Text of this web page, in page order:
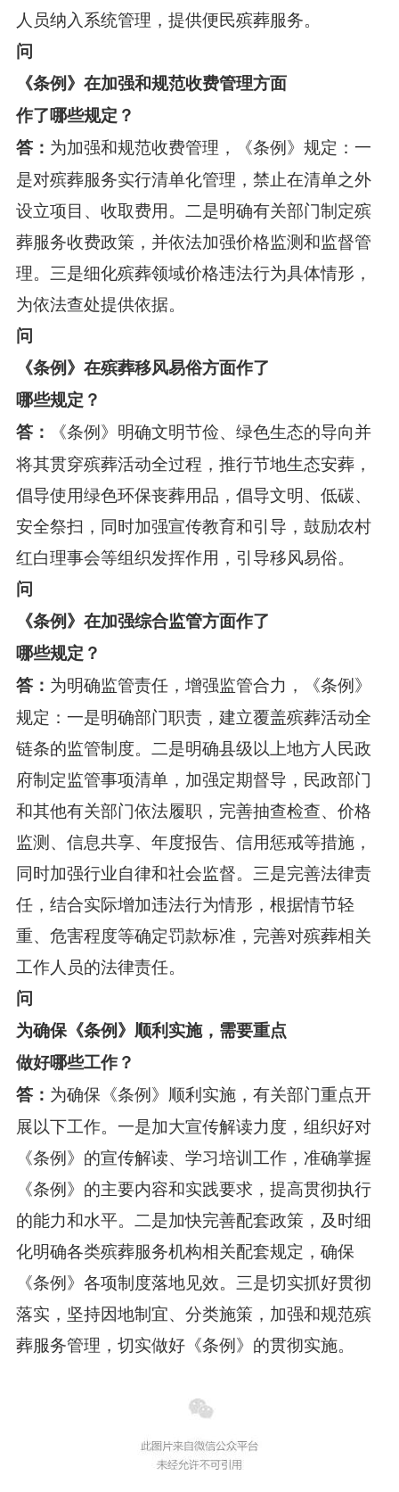
人员纳入系统管理，提供便民殡葬服务。
问
《条例》在加强和规范收费管理方面
作了哪些规定？
答： 为加强和规范收费管理，《条例》规定：一
是对殡葬服务实行清单化管理，禁止在清单之外
设立项目、收取费用。二是明确有关部门制定殡
葬服务收费政策，并依法加强价格监测和监督管
理。三是细化殡葬领域价格违法行为具体情形，
为依法查处提供依据。
问
《条例》在殡葬移风易俗方面作了
哪些规定？
答：
《条例》明确文明节俭、绿色生态的导向并
将其贯穿殡葬活动全过程，推行节地生态安葬，
倡导使用绿色环保丧葬用品，倡导文明、低碳、
安全祭扫，同时加强宣传教育和引导，鼓励农村
红白理事会等组织发挥作用，引导移风易俗。
问
《条例》在加强综合监管方面作了
哪些规定？
答： 为明确监管责任，增强监管合力，《条例》
规定：一是明确部门职责，建立覆盖殡葬活动全
链条的监管制度。二是明确县级以上地方人民政
府制定监管事项清单，加强定期督导，民政部门
和其他有关部门依法履职，完善抽查检查、价格
监测、信息共享、年度报告、信用惩戒等措施，
同时加强行业自律和社会监督。三是完善法律责
任，结合实际增加违法行为情形，根据情节轻
重、危害程度等确定罚款标准，完善对殡葬相关
工作人员的法律责任。
问
为确保《条例》顺利实施，需要重点
做好哪些工作？
答： 为确保《条例》顺利实施，有关部门重点开
展以下工作。一是加大宣传解读力度，组织好对
《条例》的宣传解读、学习培训工作，准确掌握
《条例》的主要内容和实践要求，提高贯彻执行
的能力和水平。二是加快完善配套政策，及时细
化明确各类殡葬服务机构相关配套规定，确保
《条例》各项制度落地见效。三是切实抓好贯彻
落实，坚持因地制宜、分类施策，加强和规范殡
葬服务管理，切实做好《条例》的贯彻实施。